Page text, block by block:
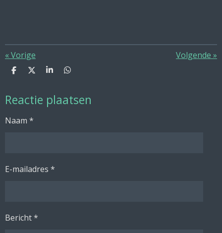
«Vorige Volgende »
D
e
n
D
l
S
r
e
D
e
n
Reactie plaatsen
Naam *
E-mailadres *
Bericht *